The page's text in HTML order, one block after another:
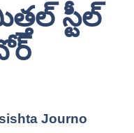
స్టీల్
Journo